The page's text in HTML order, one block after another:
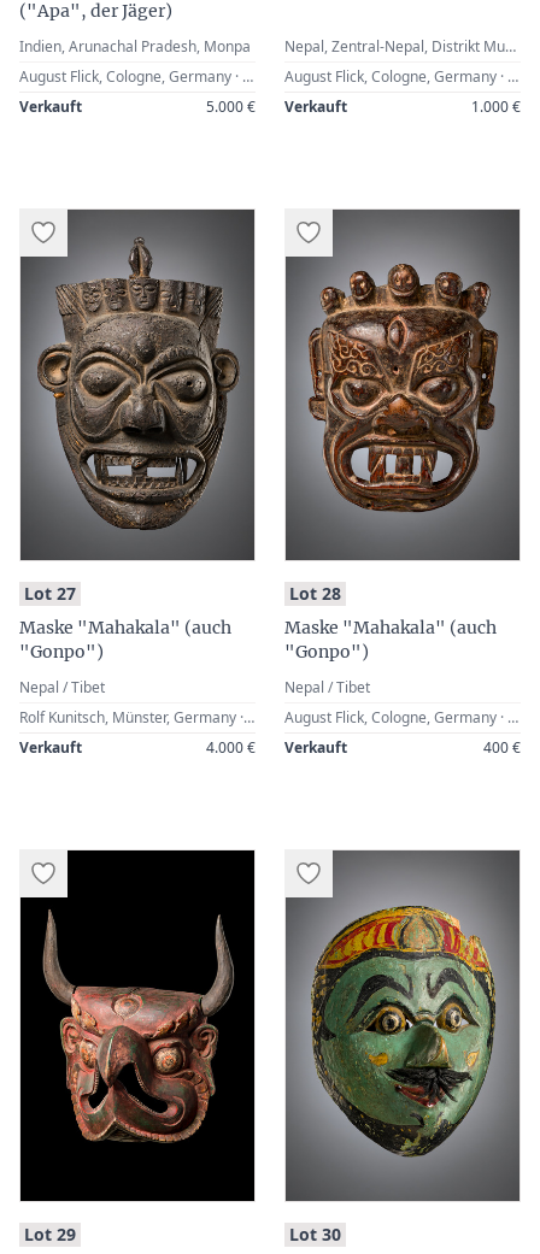
("Apa", der Jäger)
Indien, Arunachal Pradesh, Monpa
August Flick, Cologne, Germany · Zemanek-Münster, Würzburg, 27 April 2002, Lot 131 · Werner Zintl, Worms, Germany
Verkauft
5.000 €
Nepal, Zentral-Nepal, Distrikt Mustang, Muktinath (Mukhtinath)
August Flick, Cologne, Germany · Zemanek-Münster, 15 June 2002, Lot 741 · Werner Zintl, Worms, Germany
Verkauft
1.000 €
Lot 27:
Maske "Mahakala" (auch
"Gonpo")
Nepal / Tibet
Rolf Kunitsch, Münster, Germany · Zemanek-Münster, Würzburg, 12 May 2001, Lot 822 · Werner Zintl, Worms, Germany
Verkauft
4.000 €
Lot 28:
Maske "Mahakala" (auch
"Gonpo")
Nepal / Tibet
August Flick, Cologne, Germany · Zemanek-Münster, Würzburg, 27 April 2002, Lot 139 · Werner Zintl, Worms, Germany
Verkauft
400 €
Lot 29: Lot 30: